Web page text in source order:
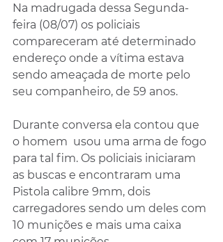
Na madrugada dessa Segunda-
feira (08/07) os policiais
compareceram até determinado
endereço onde a vítima estava
sendo ameaçada de morte pelo
seu companheiro, de 59 anos.
Durante conversa ela contou que
o homem  usou uma arma de fogo
para tal fim. Os policiais iniciaram
as buscas e encontraram uma
Pistola calibre 9mm, dois
carregadores sendo um deles com
10 munições e mais uma caixa